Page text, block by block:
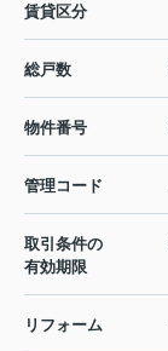
賃貸区分
総戸数
物件番号
管理コード
取引条件の
有効期限
リフォーム